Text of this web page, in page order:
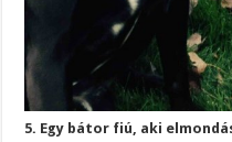
5. Egy bátor fiú, aki